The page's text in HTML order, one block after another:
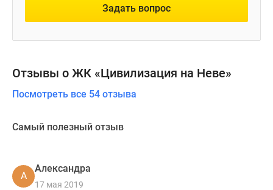
Задать вопрос
Отзывы о ЖК «Цивилизация на Неве»
Посмотреть все 54 отзыва
Самый полезный отзыв
А
Александра
17 мая 2019